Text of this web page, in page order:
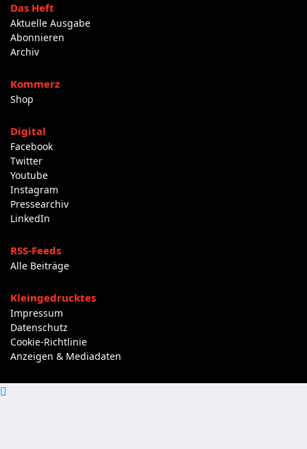
Das Heft
Aktuelle Ausgabe
Abonnieren
Archiv
Kommerz
Shop
Digital
Facebook
Twitter
Youtube
Instagram
Pressearchiv
LinkedIn
RSS-Feeds
Alle Beiträge
Kleingedrucktes
Impressum
Datenschutz
Cookie-Richtlinie
Anzeigen & Mediadaten